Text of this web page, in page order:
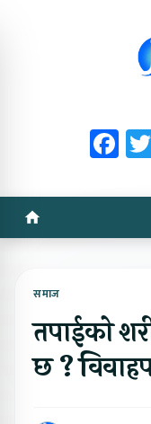
समाज
तपाईको
छ ?